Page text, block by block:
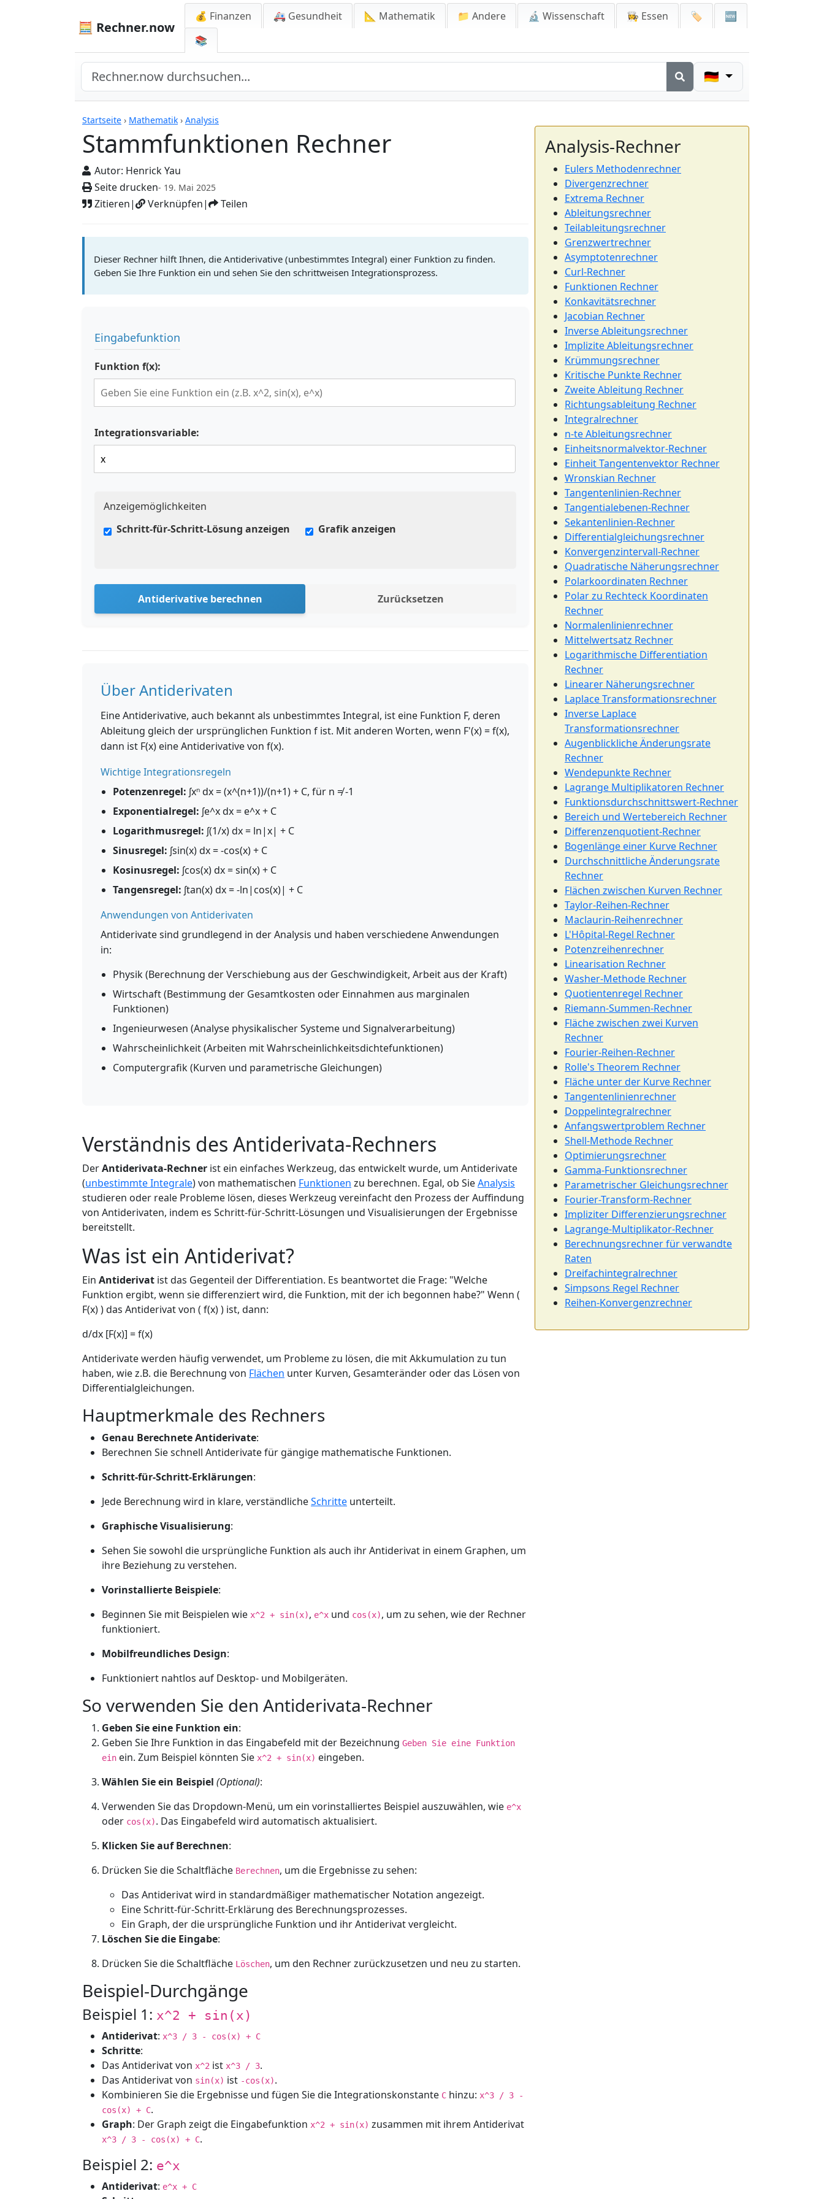
🧮 Rechner.now
💰 Finanzen 🚑 Gesundheit 📐 Mathematik 📁 Andere 🔬 Wissenschaft 👩‍🍳 Essen 🏷️
🆕
📚
🇩🇪
Startseite › Mathematik › Analysis
Stammfunktionen Rechner
Autor: Henrick Yau
Seite drucken- 19. Mai 2025
Zitieren| Verknüpfen| Teilen
Rechner
Dieser Rechner hilft Ihnen, die Antiderivative (unbestimmtes Integral) einer Funktion zu finden.
Geben Sie Ihre Funktion ein und sehen Sie den schrittweisen Integrationsprozess.
Eingabefunktion
Funktion f(x):
Integrationsvariable:
Anzeigemöglichkeiten
Schritt-für-Schritt-Lösung anzeigen
Grafik anzeigen
Antiderivative berechnen Zurücksetzen
Über Antiderivaten
Eine Antiderivative, auch bekannt als unbestimmtes Integral, ist eine Funktion F, deren
Ableitung gleich der ursprünglichen Funktion f ist. Mit anderen Worten, wenn F'(x) = f(x),
dann ist F(x) eine Antiderivative von f(x).
Wichtige Integrationsregeln
Potenzenregel: ∫xⁿ dx = (x^(n+1))/(n+1) + C, für n ≠ -1
Exponentialregel: ∫e^x dx = e^x + C
Logarithmusregel: ∫(1/x) dx = ln|x| + C
Sinusregel: ∫sin(x) dx = -cos(x) + C
Kosinusregel: ∫cos(x) dx = sin(x) + C
Tangensregel: ∫tan(x) dx = -ln|cos(x)| + C
Anwendungen von Antiderivaten
Antiderivate sind grundlegend in der Analysis und haben verschiedene Anwendungen
in:
Physik (Berechnung der Verschiebung aus der Geschwindigkeit, Arbeit aus der Kraft)
Wirtschaft (Bestimmung der Gesamtkosten oder Einnahmen aus marginalen
Funktionen)
Ingenieurwesen (Analyse physikalischer Systeme und Signalverarbeitung)
Wahrscheinlichkeit (Arbeiten mit Wahrscheinlichkeitsdichtefunktionen)
Computergrafik (Kurven und parametrische Gleichungen)
Verständnis des Antiderivata-Rechners
DerAntiderivata-Rechner ist ein einfaches Werkzeug, das entwickelt wurde, um Antiderivate
(unbestimmte Integrale) von mathematischen Funktionen zu berechnen. Egal, ob SieAnalysis
studieren oder reale Probleme lösen, dieses Werkzeug vereinfacht den Prozess der Auffindung
von Antiderivaten, indem es Schritt-für-Schritt-Lösungen und Visualisierungen der Ergebnisse
bereitstellt.
Was ist ein Antiderivat?
Ein Antiderivat ist das Gegenteil der Differentiation. Es beantwortet die Frage: "Welche
Funktion ergibt, wenn sie differenziert wird, die Funktion, mit der ich begonnen habe?" Wenn (
F(x) ) das Antiderivat von ( f(x) ) ist, dann:
d/dx [F(x)] = f(x)
Antiderivate werden häufig verwendet, um Probleme zu lösen, die mit Akkumulation zu tun
haben, wie z.B. die Berechnung von Flächen unter Kurven, Gesamteränder oder das Lösen von
Differentialgleichungen.
Hauptmerkmale des Rechners
Genau Berechnete Antiderivate:
Berechnen Sie schnell Antiderivate für gängige mathematische Funktionen.
Schritt-für-Schritt-Erklärungen:
Jede Berechnung wird in klare, verständlicheSchritte unterteilt.
Graphische Visualisierung:
Sehen Sie sowohl die ursprüngliche Funktion als auch ihr Antiderivat in einem Graphen, um
ihre Beziehung zu verstehen.
Vorinstallierte Beispiele:
Beginnen Sie mit Beispielen wie x^2 + sin(x), e^x und cos(x), um zu sehen, wie der Rechner
funktioniert.
Mobilfreundliches Design:
Funktioniert nahtlos auf Desktop- und Mobilgeräten.
So verwenden Sie den Antiderivata-Rechner
Geben Sie eine Funktion ein:
Geben Sie Ihre Funktion in das Eingabefeld mit der Bezeichnung Geben Sie eine Funktion
ein ein. Zum Beispiel könnten Sie x^2 + sin(x) eingeben.
Wählen Sie ein Beispiel (Optional):
Verwenden Sie das Dropdown-Menü, um ein vorinstalliertes Beispiel auszuwählen, wie e^x
oder cos(x). Das Eingabefeld wird automatisch aktualisiert.
Klicken Sie auf Berechnen:
Drücken Sie die Schaltfläche Berechnen, um die Ergebnisse zu sehen:
Das Antiderivat wird in standardmäßiger mathematischer Notation angezeigt.
Eine Schritt-für-Schritt-Erklärung des Berechnungsprozesses.
Ein Graph, der die ursprüngliche Funktion und ihr Antiderivat vergleicht.
Löschen Sie die Eingabe:
Drücken Sie die Schaltfläche Löschen, um den Rechner zurückzusetzen und neu zu starten.
Beispiel-Durchgänge
Beispiel 1: x^2 + sin(x)
Antiderivat: x^3 / 3 - cos(x) + C
Schritte:
Das Antiderivat von x^2 ist x^3 / 3.
Das Antiderivat von sin(x) ist -cos(x).
Kombinieren Sie die Ergebnisse und fügen Sie die Integrationskonstante C hinzu: x^3 / 3 -
cos(x) + C.
Graph: Der Graph zeigt die Eingabefunktion x^2 + sin(x) zusammen mit ihrem Antiderivat
x^3 / 3 - cos(x) + C.
Beispiel 2: e^x
Antiderivat: e^x + C
Analysis-Rechner
Eulers Methodenrechner
Divergenzrechner
Extrema Rechner
Ableitungsrechner
Teilableitungsrechner
Grenzwertrechner
Asymptotenrechner
Curl-Rechner
Funktionen Rechner
Konkavitätsrechner
Jacobian Rechner
Inverse Ableitungsrechner
Implizite Ableitungsrechner
Krümmungsrechner
Kritische Punkte Rechner
Zweite Ableitung Rechner
Richtungsableitung Rechner
Integralrechner
n-te Ableitungsrechner
Einheitsnormalvektor-Rechner
Einheit Tangentenvektor Rechner
Wronskian Rechner
Tangentenlinien-Rechner
Tangentialebenen-Rechner
Sekantenlinien-Rechner
Differentialgleichungsrechner
Konvergenzintervall-Rechner
Quadratische Näherungsrechner
Polarkoordinaten Rechner
Polar zu Rechteck Koordinaten
Rechner
Normalenlinienrechner
Mittelwertsatz Rechner
Logarithmische Differentiation
Rechner
Linearer Näherungsrechner
Laplace Transformationsrechner
Inverse Laplace
Transformationsrechner
Augenblickliche Änderungsrate
Rechner
Wendepunkte Rechner
Lagrange Multiplikatoren Rechner
Funktionsdurchschnittswert-Rechner
Bereich und Wertebereich Rechner
Differenzenquotient-Rechner
Bogenlänge einer Kurve Rechner
Durchschnittliche Änderungsrate
Rechner
Flächen zwischen Kurven Rechner
Taylor-Reihen-Rechner
Maclaurin-Reihenrechner
L'Hôpital-Regel Rechner
Potenzreihenrechner
Linearisation Rechner
Washer-Methode Rechner
Quotientenregel Rechner
Riemann-Summen-Rechner
Fläche zwischen zwei Kurven
Rechner
Fourier-Reihen-Rechner
Rolle's Theorem Rechner
Fläche unter der Kurve Rechner
Tangentenlinienrechner
Doppelintegralrechner
Anfangswertproblem Rechner
Shell-Methode Rechner
Optimierungsrechner
Gamma-Funktionsrechner
Parametrischer Gleichungsrechner
Fourier-Transform-Rechner
Impliziter Differenzierungsrechner
Lagrange-Multiplikator-Rechner
Berechnungsrechner für verwandte
Raten
Dreifachintegralrechner
Simpsons Regel Rechner
Reihen-Konvergenzrechner